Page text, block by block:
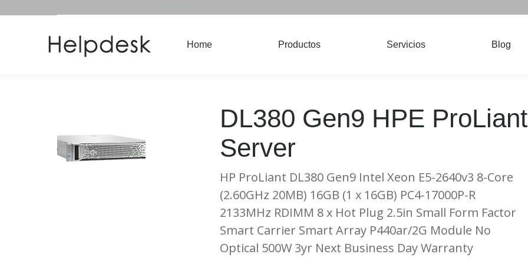
Home Productos Servicios Blog
DL380 Gen9 HPE ProLiant
Server
HP ProLiant DL380 Gen9 Intel Xeon E5-2640v3 8-Core
(2.60GHz 20MB) 16GB (1 x 16GB) PC4-17000P-R
2133MHz RDIMM 8 x Hot Plug 2.5in Small Form Factor
Smart Carrier Smart Array P440ar/2G Module No
Optical 500W 3yr Next Business Day Warranty
Home Productos Servicios Blog